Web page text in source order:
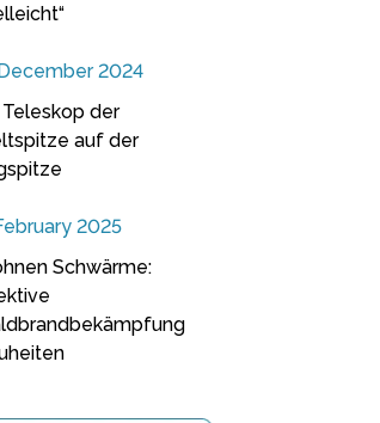
2024
Teleskop der
auf der
2025
Schwärme: